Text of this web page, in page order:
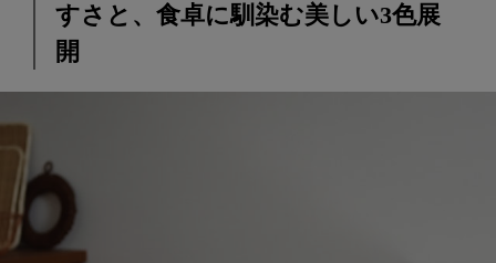
すさと、食卓に馴染む美しい3色展
開